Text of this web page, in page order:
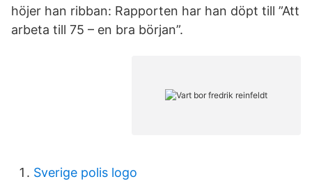
höjer han ribban: Rapporten har han döpt till ”Att
arbeta till 75 – en bra början”.
Sverige polis logo